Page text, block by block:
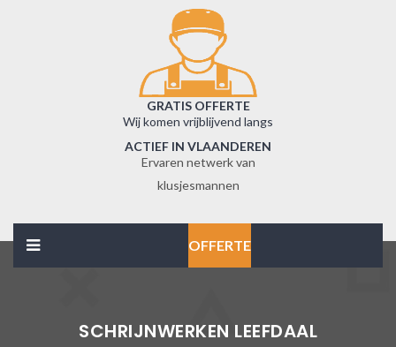
GRATIS OFFERTE
Wij komen vrijblijvend langs
ACTIEF IN VLAANDEREN
Ervaren netwerk van
klusjesmannen
OFFERTE
SCHRIJNWERKEN LEEFDAAL